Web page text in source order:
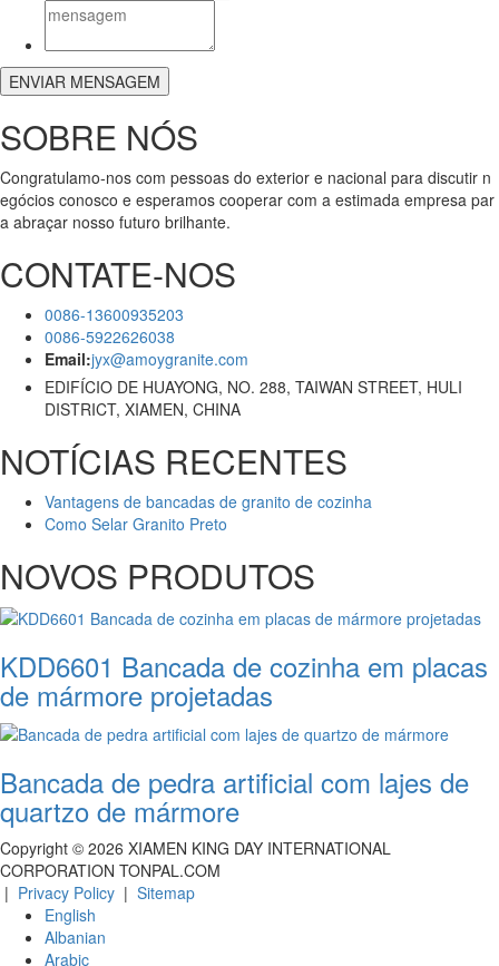
SOBRE NÓS
Congratulamo-nos com pessoas do exterior e nacional para discutir n
egócios conosco e esperamos cooperar com a estimada empresa par
a abraçar nosso futuro brilhante.
CONTATE-NOS
0086-13600935203
0086-5922626038
Email:jyx@amoygranite.com
EDIFÍCIO DE HUAYONG, NO. 288, TAIWAN STREET, HULI
DISTRICT, XIAMEN, CHINA
NOTÍCIAS RECENTES
Vantagens de bancadas de granito de cozinha
Como Selar Granito Preto
NOVOS PRODUTOS
KDD6601 Bancada de cozinha em placas
de mármore projetadas
Bancada de pedra artificial com lajes de
quartzo de mármore
Copyright © 2026 XIAMEN KING DAY INTERNATIONAL
CORPORATION TONPAL.COM
| Privacy Policy | Sitemap
English
Albanian
Arabic